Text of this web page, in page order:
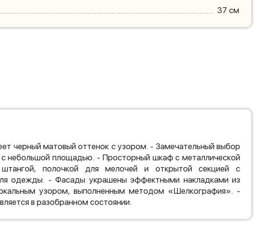
37 см
черный матовый оттенок с узором. - Замечательный выбор
с небольшой площадью. - Просторный шкаф с металлической
полочкой для мелочей и открытой секцией с
одежды. - Фасады украшены эффектными накладками из
узором, выполненным методом «Шелкография». -
в разобранном состоянии.